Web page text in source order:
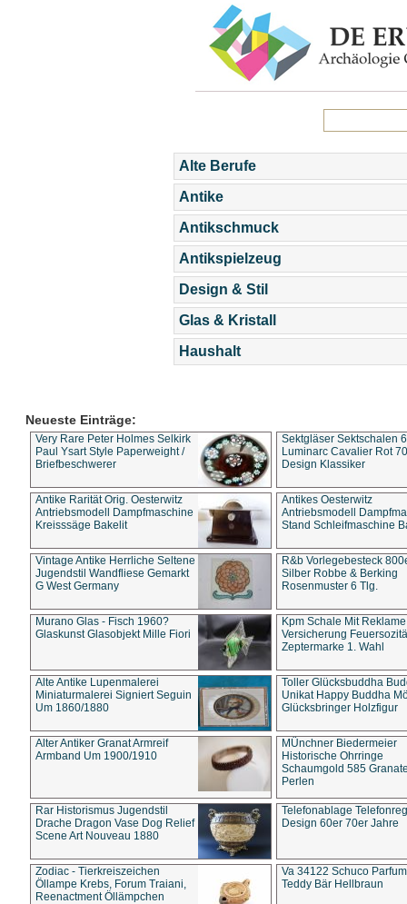
Alte Berufe
Antike
Antikschmuck
Antikspielzeug
Design & Stil
Glas & Kristall
Haushalt
Neueste Einträge:
Very Rare Peter Holmes Selkirk
Paul Ysart Style Paperweight /
Briefbeschwerer
Sektgläser Sektschalen
Luminarc Cavalier Rot
Design Klassiker
Antike Rarität Orig. Oesterwitz
Antriebsmodell Dampfmaschine
Kreisssäge Bakelit
Antikes Oesterwitz
Antriebsmodell
Stand Schleifmaschine
Vintage Antike Herrliche Seltene
Jugendstil Wandfliese Gemarkt
G West Germany
R&b Vorlegebesteck
Silber Robbe & Berking
Rosenmuster 6 Tlg.
Murano Glas - Fisch 1960?
Glaskunst Glasobjekt Mille Fiori
Kpm Schale Mit Reklame
Versicherung
Zeptermarke 1. Wahl
Alte Antike Lupenmalerei
Miniaturmalerei Signiert Seguin
Um 1860/1880
Toller Glücksbuddha
Unikat Happy Buddha
Glücksbringer Holzfigur
Alter Antiker Granat Armreif
Armband Um 1900/1910
MÜnchner Biedermeier
Historische Ohrringe
Schaumgold 585
Perlen
Rar Historismus Jugendstil
Drache Dragon Vase Dog Relief
Scene Art Nouveau 1880
Telefonablage
Design 60er 70er Jahre
Zodiac - Tierkreiszeichen
Öllampe Krebs, Forum Traiani,
Reenactment Öllämpchen
Va 34122 Schuco
Teddy Bär Hellbraun